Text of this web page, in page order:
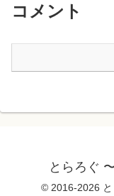
コメント
とらろぐ
© 2016-2026 と